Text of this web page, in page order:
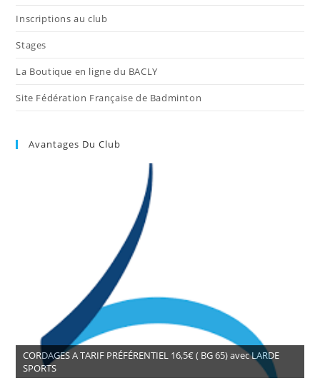
Inscriptions au club
Stages
La Boutique en ligne du BACLY
Site Fédération Française de Badminton
Avantages Du Club
CORDAGES A TARIF PRÉFÉRENTIEL 16,5€ ( BG 65) avec LARDE
SPORTS